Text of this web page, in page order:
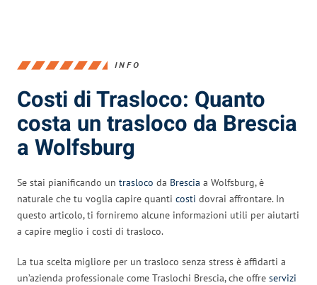
INFO
Costi di Trasloco: Quanto
costa un trasloco da Brescia
a Wolfsburg
Se stai pianificando un trasloco da Brescia a Wolfsburg, è
naturale che tu voglia capire quanti costi dovrai affrontare. In
questo articolo, ti forniremo alcune informazioni utili per aiutarti
a capire meglio i costi di trasloco.
La tua scelta migliore per un trasloco senza stress è affidarti a
un’azienda professionale come Traslochi Brescia, che offre servizi